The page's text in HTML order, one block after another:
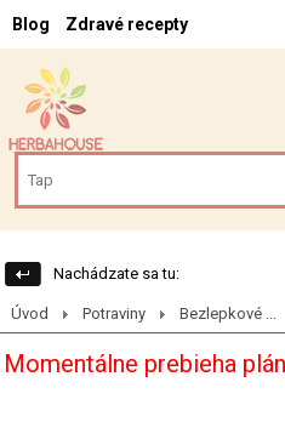
Blog Zdravé recepty
Nachádzate sa tu:
Úvod Potraviny Bezlepkové ...
Momentálne prebieha